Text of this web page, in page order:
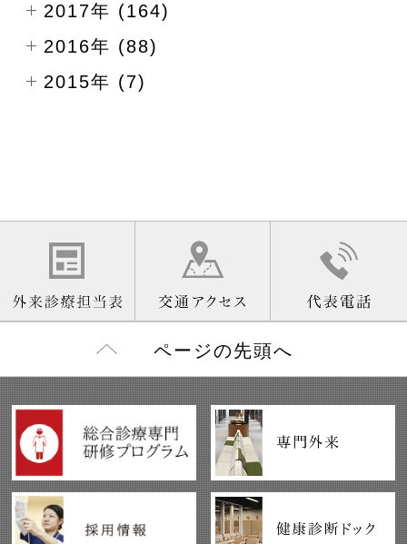
2017年 (164)
2016年 (88)
2015年 (7)
ページの先頭へ